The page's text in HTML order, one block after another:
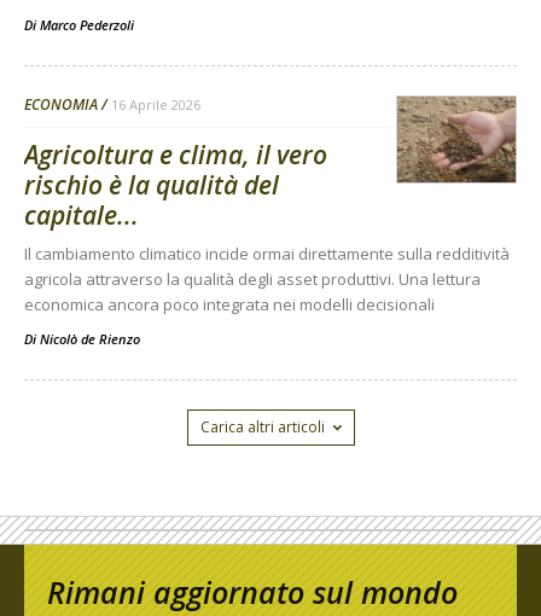
Di Marco Pederzoli
ECONOMIA 16 Aprile 2026
Agricoltura e clima, il vero
rischio è la qualità del
capitale...
Il cambiamento climatico incide ormai direttamente sulla redditività
agricola attraverso la qualità degli asset produttivi. Una lettura
economica ancora poco integrata nei modelli decisionali
Di Nicolò de Rienzo
Carica altri articoli
Rimani aggiornato sul mondo